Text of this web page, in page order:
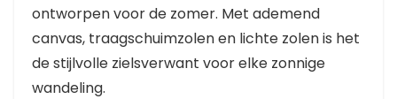
ontworpen voor de zomer. Met ademend
canvas, traagschuimzolen en lichte zolen is het
de stijlvolle zielsverwant voor elke zonnige
wandeling.